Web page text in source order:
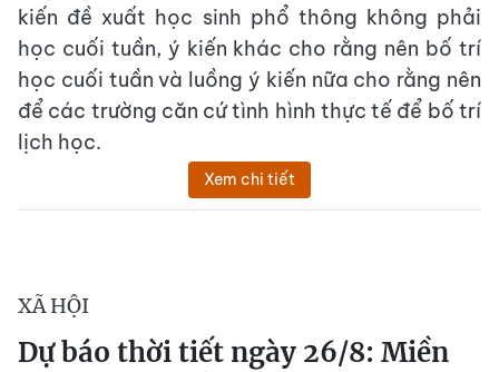
kiến đề xuất học sinh phổ thông không phải
học cuối tuần, ý kiến khác cho rằng nên bố trí
học cuối tuần và luồng ý kiến nữa cho rằng nên
để các trường căn cứ tình hình thực tế để bố trí
lịch học.
Xem chi tiết
XÃ HỘI
Dự báo thời tiết ngày 26/8: Miền